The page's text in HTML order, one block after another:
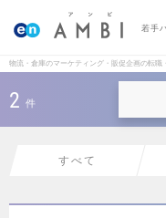
若手
物流・倉庫のマーケティング・販促企画の転職
2 件
すべて